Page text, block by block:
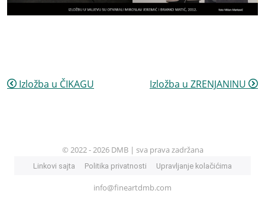
Izložba u ČIKAGU Izložba u ZRENJANINU
© 2022 - 2026 DMB | sva prava zadržana
Linkovi sajta Politika privatnosti Upravljanje kolačićima
info@fineartdmb.com